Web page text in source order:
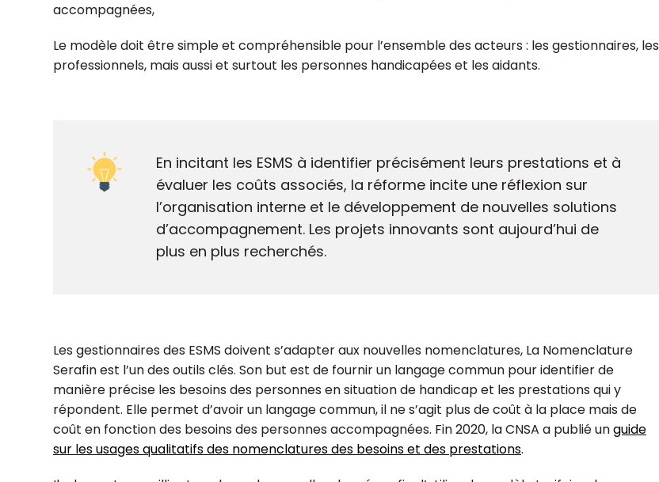
accompagnées,
Le modèle doit être simple et compréhensible pour l’ensemble des acteurs : les gestionnaires, les
professionnels, mais aussi et surtout les personnes handicapées et les aidants.
En incitant les ESMS à identifier précisément leurs prestations et à
évaluer les coûts associés, la réforme incite une réflexion sur
l’organisation interne et le développement de nouvelles solutions
d’accompagnement. Les projets innovants sont aujourd’hui de
plus en plus recherchés.
Les gestionnaires des ESMS doivent s’adapter aux nouvelles nomenclatures, La Nomenclature
Serafin est l’un des outils clés. Son but est de fournir un langage commun pour identifier de
manière précise les besoins des personnes en situation de handicap et les prestations qui y
répondent. Elle permet d’avoir un langage commun, il ne s’agit plus de coût à la place mais de
coût en fonction des besoins des personnes accompagnées. Fin 2020, la CNSA a publié unguide
sur les usages qualitatifs des nomenclatures des besoins et des prestations.